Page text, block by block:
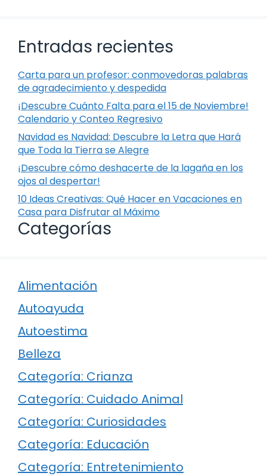
Entradas recientes
Carta para un profesor: conmovedoras palabras
de agradecimiento y despedida
¡Descubre Cuánto Falta para el 15 de Noviembre!
Calendario y Conteo Regresivo
Navidad es Navidad: Descubre la Letra que Hará
que Toda la Tierra se Alegre
¡Descubre cómo deshacerte de la lagaña en los
ojos al despertar!
10 Ideas Creativas: Qué Hacer en Vacaciones en
Casa para Disfrutar al Máximo
Categorías
Alimentación
Autoayuda
Autoestima
Belleza
Categoría: Crianza
Categoría: Cuidado Animal
Categoría: Curiosidades
Categoría: Educación
Categoría: Entretenimiento